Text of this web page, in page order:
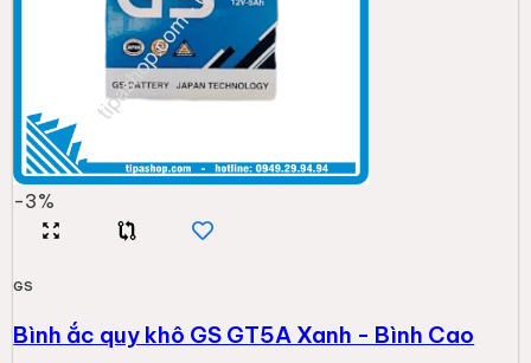
-3%
GS
Bình ắc quy khô GS GT5A Xanh - Bình Cao